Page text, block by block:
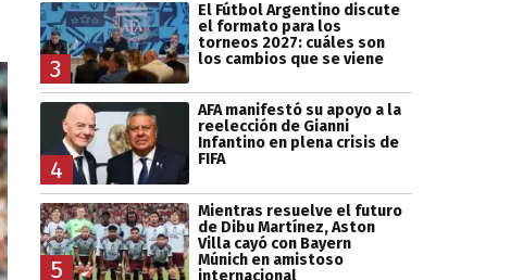
3
El Fútbol Argentino discute
el formato para los
torneos 2027: cuáles son
los cambios que se viene
4
AFA manifestó su apoyo a la
reelección de Gianni
Infantino en plena crisis de
FIFA
5
Mientras resuelve el futuro
de Dibu Martínez, Aston
Villa cayó con Bayern
Múnich en amistoso
internacional